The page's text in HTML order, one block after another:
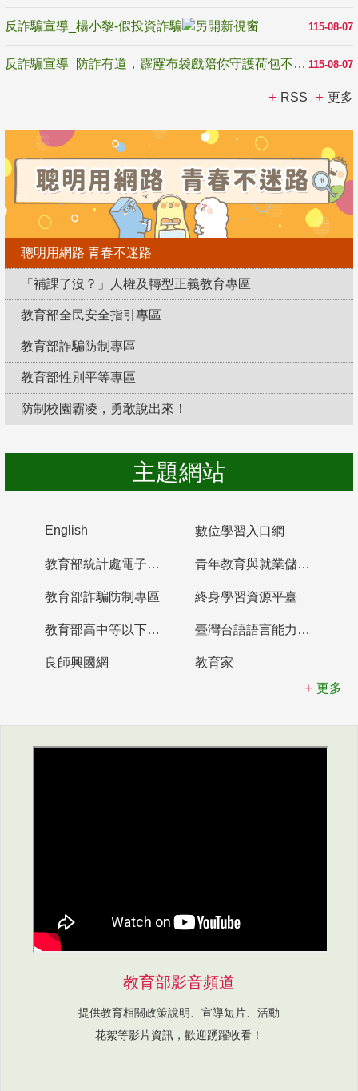
115-08-07
反詐騙宣導_楊小黎-假投資詐騙
115-08-07
反詐騙宣導_防詐有道，霹靂布袋戲陪你守護荷包不受騙
RSS 更多
聰明用網路 青春不迷路
「補課了沒？」人權及轉型正義教育專區
教育部全民安全指引專區
教育部詐騙防制專區
教育部性別平等專區
防制校園霸凌，勇敢說出來！
主題網站
English 數位學習入口網
教育部統計處電子書櫃 青年教育與就業儲蓄帳戶
教育部詐騙防制專區 終身學習資源平臺
教育部高中等以下學校及幼兒園教師資格檢定考試 臺灣台語語言能力認證網站
良師興國網
教育家
更多
教育部影音頻道
提供教育相關政策說明、宣導短片、活動
花絮等影片資訊，歡迎踴躍收看！